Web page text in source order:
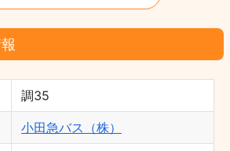
調35
小田急バス（株）